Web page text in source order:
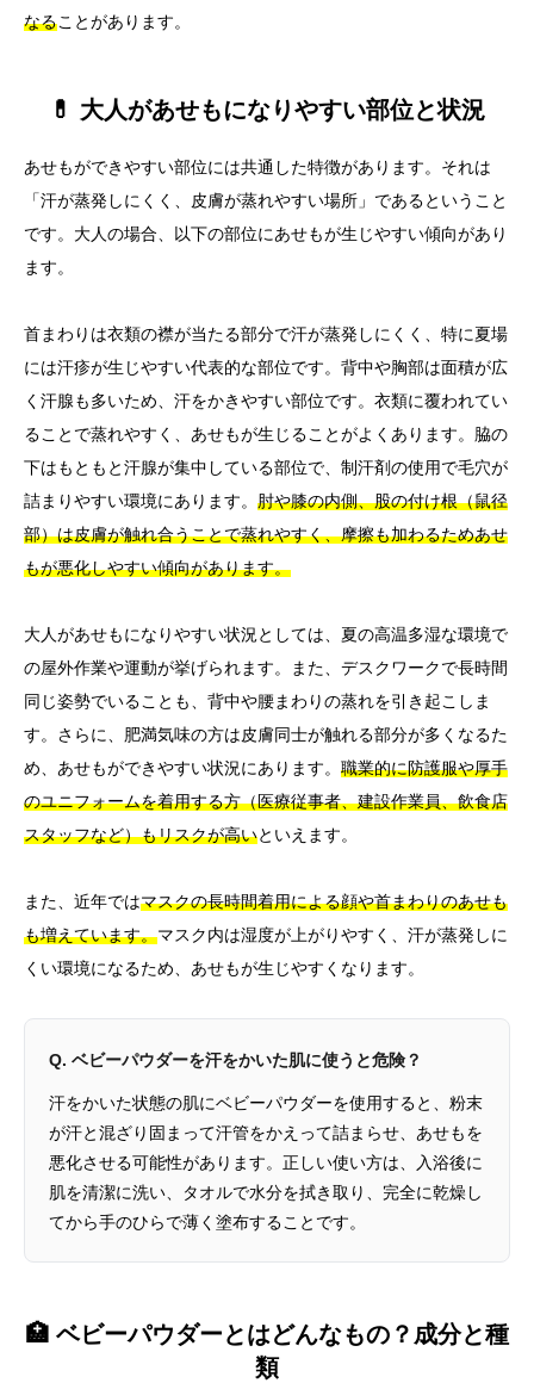
なることがあります。
💊 大人があせもになりやすい部位と状況
あせもができやすい部位には共通した特徴があります。それは
「汗が蒸発しにくく、皮膚が蒸れやすい場所」であるということ
です。大人の場合、以下の部位にあせもが生じやすい傾向があり
ます。
首まわりは衣類の襟が当たる部分で汗が蒸発しにくく、特に夏場
には汗疹が生じやすい代表的な部位です。背中や胸部は面積が広
く汗腺も多いため、汗をかきやすい部位です。衣類に覆われてい
ることで蒸れやすく、あせもが生じることがよくあります。脇の
下はもともと汗腺が集中している部位で、制汗剤の使用で毛穴が
詰まりやすい環境にあります。 肘や膝の内側、股の付け根（鼠径
部）は皮膚が触れ合うことで蒸れやすく、摩擦も加わるためあせ
もが悪化しやすい傾向があります。
大人があせもになりやすい状況としては、夏の高温多湿な環境で
の屋外作業や運動が挙げられます。また、デスクワークで長時間
同じ姿勢でいることも、背中や腰まわりの蒸れを引き起こしま
す。さらに、肥満気味の方は皮膚同士が触れる部分が多くなるた
め、あせもができやすい状況にあります。 職業的に防護服や厚手
のユニフォームを着用する方（医療従事者、建設作業員、飲食店
スタッフなど）もリスクが高いといえます。
また、近年ではマスクの長時間着用による顔や首まわりのあせも
も増えています。マスク内は湿度が上がりやすく、汗が蒸発しに
くい環境になるため、あせもが生じやすくなります。
Q. ベビーパウダーを汗をかいた肌に使うと危険？
汗をかいた状態の肌にベビーパウダーを使用すると、粉末
が汗と混ざり固まって汗管をかえって詰まらせ、あせもを
悪化させる可能性があります。正しい使い方は、入浴後に
肌を清潔に洗い、タオルで水分を拭き取り、完全に乾燥し
てから手のひらで薄く塗布することです。
🏥 ベビーパウダーとはどんなもの？成分と種
類